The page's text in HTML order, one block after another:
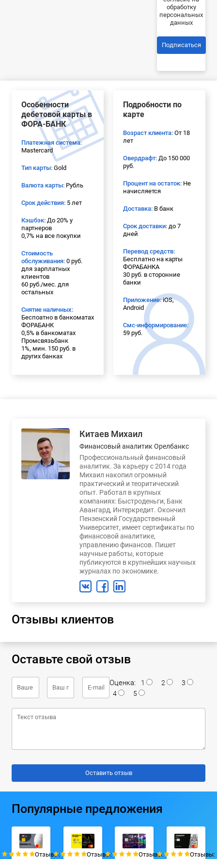
обработку
персональных
данных
Подписаться
Особенности
дебетовой карты в
ФОРА-БАНК
Платежная система:
Mastercard
Тип карты: Gold
Валюта карты: Рубль
Срок действия: 5 лет
Кэшбэк: До 20% у
партнеров
0,7% на все покупки
Стоимость
обслуживания: 0 руб.
для зарплатных
клиентов
60 руб./мес. для
остальных
Снятие наличных:
Беспоатно в банкоматах
ФОРАБАНК
0,5% в банкоматах
Промсвязьбанк
1%, мин. 150 руб. в
других банках
Подробности по
карте
Возраст клиента: От 18
лет
Овердрафт: До 150 000
руб.
Процент на остаток: Не
начисляется
Доставка: В банк
Срок доставки: до 7
дней
Перевод средств:
Бесплатно на карты
ФОРАБАНКА
30 руб. в сторонние
банки
Приложение:iOS,
Android
Смс-информирование:
59 руб.
Китаев Михаил
Финансовый аналитик Орелбанкс
Профессиональный финансовый
аналитик. За карьеру с 2014 года
Михаил накопил огромный
практический и теоритический
опыт. Работал в крупных
компаниях: Быстроденьги, Банк
Авангард, Интеркредит. Окончил
Пензенский Государственный
Университет, имеет сертификаты по
финансовой аналитике,
управлению финансов. Пишет
научные работы, которые
публикуются в крупнейших научных
журналах по экономике.
Отзывы клиентов
Оставьте свой отзыв
Оценка: 1 2
3
4
5
Популярные предложения
Отзывы:
Отзывы:
Отзывы:
Отзывы: